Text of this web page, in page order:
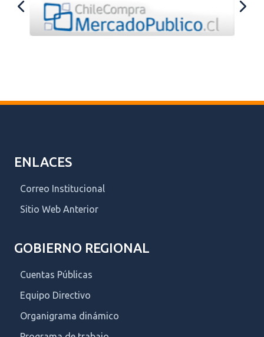
ENLACES
Correo Institucional
Sitio Web Anterior
GOBIERNO REGIONAL
Cuentas Públicas
Equipo Directivo
Organigrama dinámico